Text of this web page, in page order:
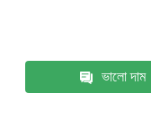
ভালো দাম